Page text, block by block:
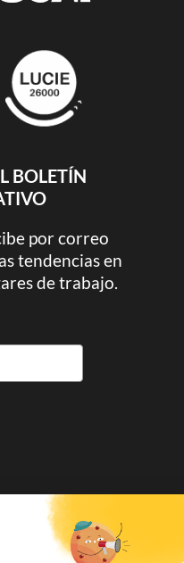
BOLETÍN
por correo
tendencias en
de trabajo.